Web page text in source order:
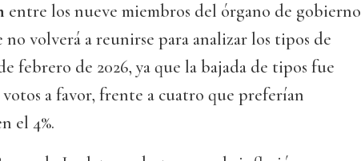
entre los nueve miembros del órgano de gobierno
volverá a reunirse para analizar los tipos de
febrero de 2026, ya que la bajada de tipos fue
a favor, frente a cuatro que preferían
el 4%.